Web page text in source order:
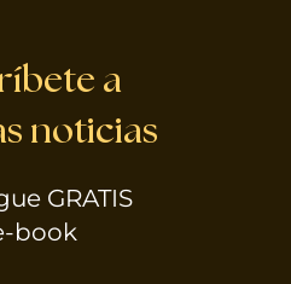
a
noticias
GRATIS
book